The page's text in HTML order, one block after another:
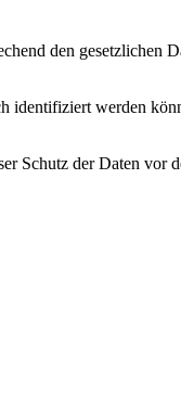
den gesetzlichen
identifiziert werden
Schutz der Daten vor